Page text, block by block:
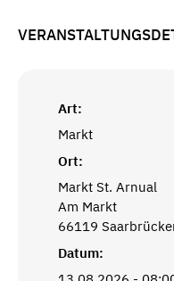
Art:
Markt
Ort:
Markt St. Arnual
Am Markt
66119
Datum: